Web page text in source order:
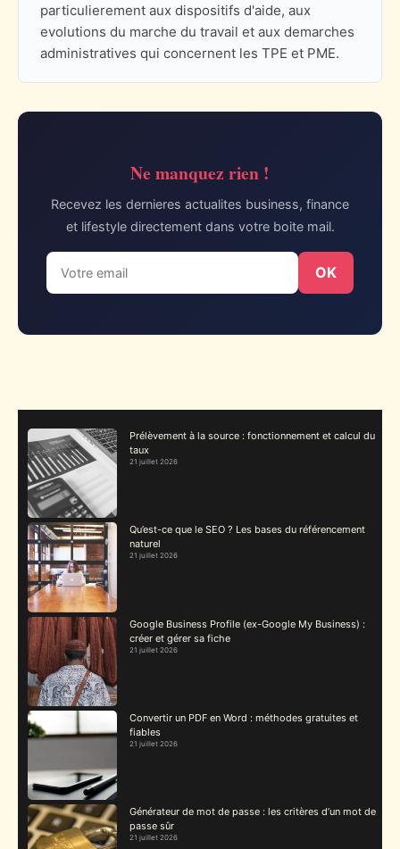
particulierement aux dispositifs d'aide, aux
evolutions du marche du travail et aux demarches
administratives qui concernent les TPE et PME.
Ne manquez rien !
Recevez les dernieres actualites business, finance
et lifestyle directement dans votre boite mail.
OK
Prélèvement à la source : fonctionnement et calcul du
taux
21 juillet 2026
Qu’est-ce que le SEO ? Les bases du référencement
naturel
21 juillet 2026
Google Business Profile (ex-Google My Business) :
créer et gérer sa fiche
21 juillet 2026
Convertir un PDF en Word : méthodes gratuites et
fiables
21 juillet 2026
Générateur de mot de passe : les critères d’un mot de
passe sûr
21 juillet 2026